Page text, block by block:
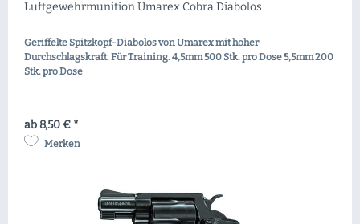
Luftgewehrmunition Umarex Cobra Diabolos
Geriffelte Spitzkopf-Diabolos von Umarex mit hoher
Durchschlagskraft. Für Training. 4,5mm 500 Stk. pro Dose 5,5mm 200
Stk. pro Dose
ab 8,50 € *
Merken